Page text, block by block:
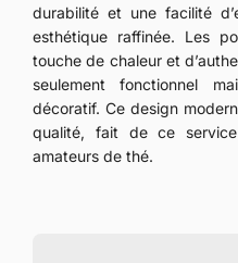
durabilité et une facilité
esthétique raffinée. Les
touche de chaleur et
seulement fonctionnel
décoratif. Ce design
qualité, fait de ce
amateurs de thé.